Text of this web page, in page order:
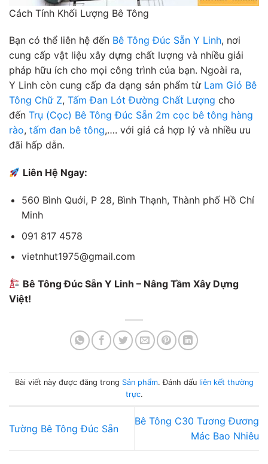
Cách Tính Khối Lượng Bê Tông
Bạn có thể liên hệ đến Bê Tông Đúc Sẵn Y Linh, nơi
cung cấp vật liệu xây dựng chất lượng và nhiều giải
pháp hữu ích cho mọi công trình của bạn. Ngoài ra,
Y Linh còn cung cấp đa dạng sản phẩm từ Lam Gió Bê
Tông Chữ Z, Tấm Đan Lót Đường Chất Lượng cho
đến Trụ (Cọc) Bê Tông Đúc Sẵn 2m cọc bê tông hàng
rào, tấm đan bê tông,…. với giá cả hợp lý và nhiều ưu
đãi hấp dẫn.
Liên Hệ Ngay:
560 Bình Quới, P 28, Bình Thạnh, Thành phố Hồ Chí
Minh
091 817 4578
vietnhut1975@gmail.com
Bê Tông Đúc Sẵn Y Linh – Nâng Tầm Xây Dựng
Việt!
Bài viết này được đăng trong Sản phẩm. Đánh dấu liên kết thường
trực.
Tường Bê Tông Đúc Sẵn
Bê Tông C30 Tương Đương
Mác Bao Nhiêu